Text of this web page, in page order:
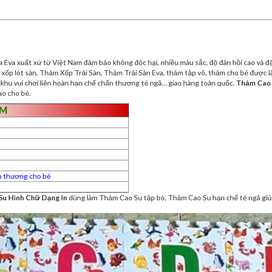
xuất xứ từ Việt Nam đảm bảo không độc hại, nhiều màu sắc, độ đàn hồi cao và
lót sàn, Thảm Xốp Trải Sàn, Thảm Trải Sàn Eva, thảm tập võ, thảm cho bé được
vui chơi liên hoàn hạn chế chấn thương té ngã… giao hàng toàn quốc. Thảm Cao
cho bé.
thương cho bé
Hình Chữ Dạng In dùng làm Thảm Cao Su tập bò, Thảm Cao Su hạn chế té ngã